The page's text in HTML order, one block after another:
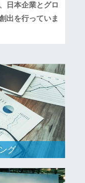
日本企業とグロ
出を行っていま
グ